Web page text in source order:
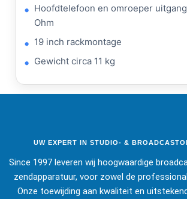
Hoofdtelefoon en omroeper
Ohm
19 inch rackmontage
Gewicht circa 11 kg
UW EXPERT IN STUDIO- &
Since 1997 leveren wij hoogwaardige
zendapparatuur, voor zowel de
Onze toewijding aan kwaliteit en